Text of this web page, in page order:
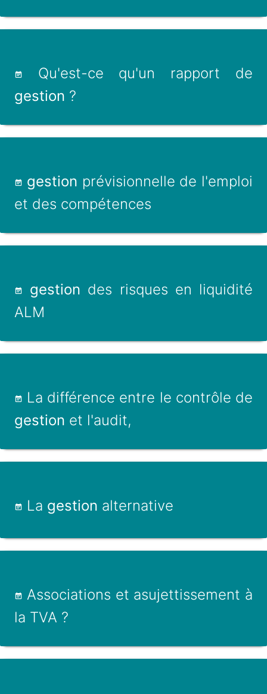
Qu'est-ce qu'un rapport de
gestion ?
gestion prévisionnelle de l'emploi
et des compétences
gestion des risques en liquidité
ALM
La différence entre le contrôle de
gestion et l'audit,
La gestion alternative
Associations et asujettissement à
la TVA ?